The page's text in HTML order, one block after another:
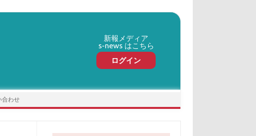
新報メディア
s-news はこちら
ログイン
合わせ